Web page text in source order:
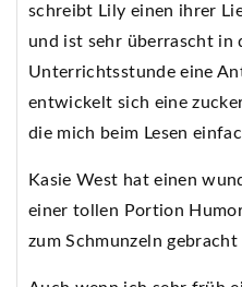
schreibt Lily einen ihrer
und ist sehr überrascht in
Unterrichtsstunde eine
entwickelt sich eine
die mich beim Lesen
Kasie West hat einen
einer tollen Portion
zum Schmunzeln gebracht